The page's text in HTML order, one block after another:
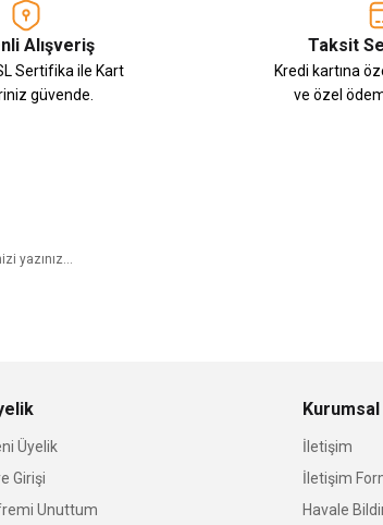
Alışveriş
Sertifika ile Kart
güvende.
Taksit
Kredi kartına
ve özel
Üyelik
Girişi
Unuttum
Kurumsal
İletişim
İletişim
Havale